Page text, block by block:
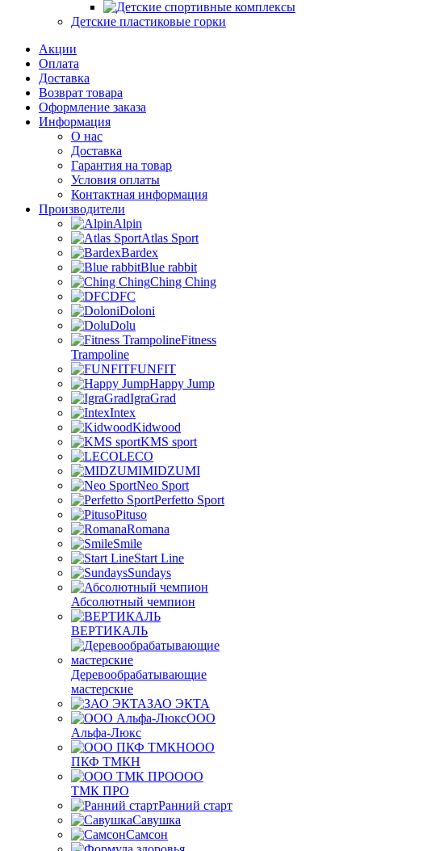
Детские пластиковые горки
Акции
Оплата
Доставка
Возврат товара
Оформление заказа
Информация
О нас
Доставка
Гарантия на товар
Условия оплаты
Контактная информация
Производители
Alpin
Atlas Sport
Bardex
Blue rabbit
Ching Ching
DFC
Doloni
Dolu
Fitness
Trampoline
FUNFIT
Happy Jump
IgraGrad
Intex
Kidwood
KMS sport
LECO
MIDZUMI
Neo Sport
Perfetto Sport
Pituso
Romana
Smile
Start Line
Sundays
Абсолютный чемпион
ВЕРТИКАЛЬ
Деревообрабатывающие
мастерские
ЗАО ЭКТА
ООО
Альфа-Люкс
ООО
ПКФ ТМКН
ООО
ТМК ПРО
Ранний старт
Савушка
Самсон